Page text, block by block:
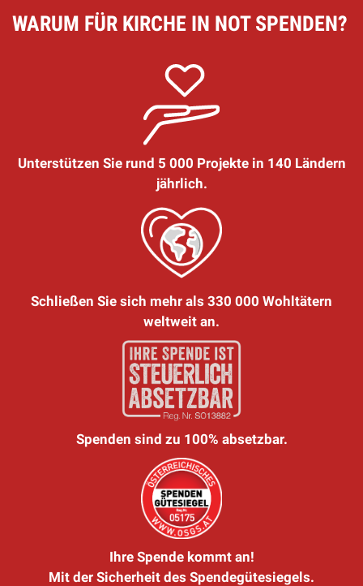
WARUM FÜR KIRCHE IN NOT SPENDEN?
Unterstützen Sie rund 5 000 Projekte in 140 Ländern
jährlich.
Schließen Sie sich mehr als 330 000 Wohltätern
weltweit an.
Spenden sind zu 100% absetzbar.
Ihre Spende kommt an!
Mit der Sicherheit des Spendegütesiegels.